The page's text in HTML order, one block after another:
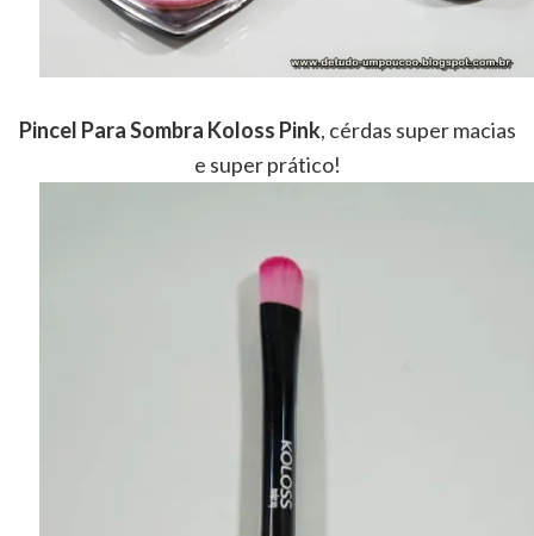
Pincel Para Sombra Koloss Pink, cérdas super macias
e super prático!